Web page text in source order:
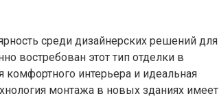
среди дизайнерских решений для
востребован этот тип отделки в
комфортного интерьера и идеальная
монтажа в новых зданиях имеет